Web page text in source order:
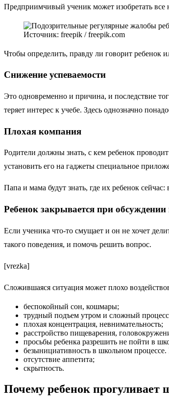
Предприимчивый ученик может изобретать все
Источник: freepik / freepik.com
Чтобы определить, правду ли говорит ребенок
Снижение успеваемости
Это одновременно и причина, и последствие
теряет интерес к учебе. Здесь однозначно
Плохая компания
Родители должны знать, с кем ребенок
установить его на гаджеты специальное
Папа и мама будут знать, где их ребенок
Ребенок закрывается при
Если ученика что-то смущает и он не хочет
такого поведения, и помочь решить вопрос.
[vrezka]
Сложившаяся ситуация может плохо
беспокойный сон, кошмары;
трудный подъем утром и сложный
плохая концентрация, невнимательность;
расстройство пищеварения,
просьбы ребенка разрешить не пойти в
безынициативность в школьном
отсутствие аппетита;
скрытность.
Почему ребенок прогуливает